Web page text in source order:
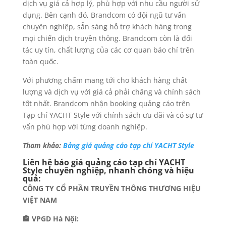
dịch vụ giá cả hợp lý, phù hợp với nhu cầu người sử
dụng. Bên cạnh đó, Brandcom có đội ngũ tư vấn
chuyên nghiệp, sẵn sàng hỗ trợ khách hàng trong
mọi chiến dịch truyền thông. Brandcom còn là đối
tác uy tín, chất lượng của các cơ quan báo chí trên
toàn quốc.
Với phương chấm mang tới cho khách hàng chất
lượng và dịch vụ với giá cả phải chăng và chính sách
tốt nhất. Brandcom nhận booking quảng cáo trên
Tạp chí YACHT Style với chính sách ưu đãi và có sự tư
vấn phù hợp với từng doanh nghiệp.
Tham khảo: Bảng giá quảng cáo tạp chí YACHT Style
Liên hệ báo giá quảng cáo tạp chí YACHT
Style chuyên nghiệp, nhanh chóng và hiệu
quả:
CÔNG TY CỔ PHẦN TRUYỀN THÔNG THƯƠNG HIỆU
VIỆT NAM
🏤 VPGD Hà Nội: